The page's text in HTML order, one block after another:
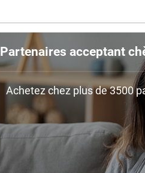
Partenaires acceptant
Achetez chez plus de 3500